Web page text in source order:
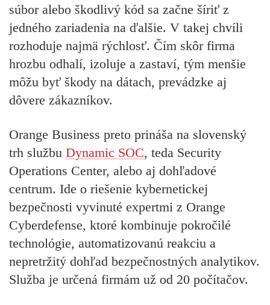
súbor alebo škodlivý kód sa začne šíriť z
jedného zariadenia na ďalšie. V takej chvíli
rozhoduje najmä rýchlosť. Čím skôr firma
hrozbu odhalí, izoluje a zastaví, tým menšie
môžu byť škody na dátach, prevádzke aj
dôvere zákazníkov.
Orange Business preto prináša na slovenský
trh službu Dynamic SOC, teda Security
Operations Center, alebo aj dohľadové
centrum. Ide o riešenie kybernetickej
bezpečnosti vyvinuté expertmi z Orange
Cyberdefense, ktoré kombinuje pokročilé
technológie, automatizovanú reakciu a
nepretržitý dohľad bezpečnostných analytikov.
Služba je určená firmám už od 20 počítačov.